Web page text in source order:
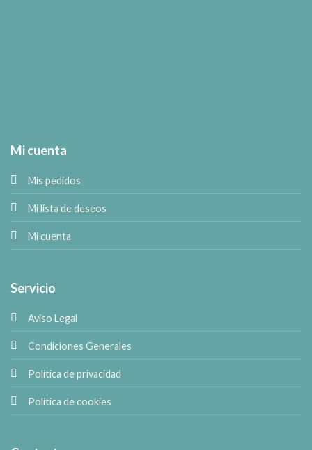
Mi cuenta
Mis pedidos
Mi lista de deseos
Mi cuenta
Servicio
Aviso Legal
Condiciones Generales
Política de privacidad
Política de cookies